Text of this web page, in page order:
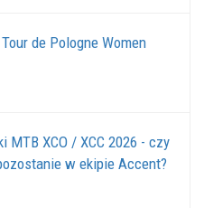
de Pologne Women
XCO / XCC 2026 - czy
w ekipie Accent?